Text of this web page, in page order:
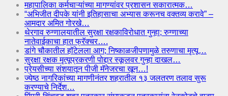
महापालिका कर्मचाऱ्यांच्या मागण्यांवर प्रशासन सकारात्मक…
“अभिजीत दीपके यांनी इतिहासाचा अभ्यास करूनच वक्तव्य करावे” –
आमदार अमित गोरखे…
थेरगाव रुग्णालयातील सुरक्षा रक्षकाविरोधात गुन्हा; रुग्णाच्या
नातेवाईकाचा हात फ्रॅक्चर….
डांगे चौकातील हॉटेलला आग; निष्काळजीपणामुळे तरुणाचा मृत्यू…
सुरक्षा रक्षक मृत्यूप्रकरणी पोद्दार स्कूलवर गुन्हा दाखल…
प्रेयसीच्या संशयातून पीजी मॅनेजरचा खून…!
ज्येष्ठ नागरिकांच्या मागणीनंतर शहरातील १३ जलतरण तलाव सुरू
करण्याचे निर्देश…